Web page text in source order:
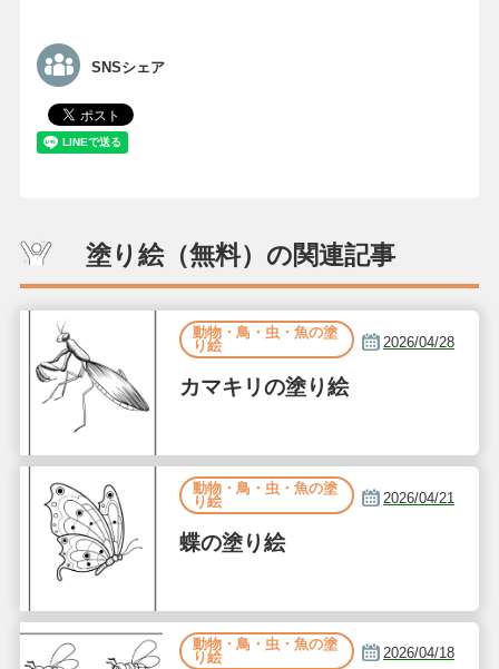
SNSシェア
塗り絵（無料）の関連記事
動物・鳥・虫・魚の塗
り絵
2026/04/28
カマキリの塗り絵
動物・鳥・虫・魚の塗
り絵
2026/04/21
蝶の塗り絵
動物・鳥・虫・魚の塗
り絵
2026/04/18